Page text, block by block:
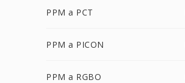
PPM a PCT
PPM a PICON
PPM a RGBO